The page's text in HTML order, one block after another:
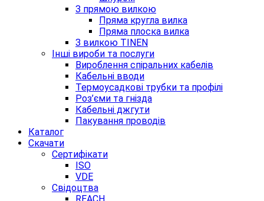
З прямою вилкою
Пряма кругла вилка
Пряма плоска вилка
З вилкою TINEN
Інші вироби та послуги
Вироблення спіральних кабелів
Кабельні вводи
Термоусадкові трубки та профілі
Роз’єми та гнізда
Кабельні джгути
Пакування проводів
Каталог
Скачати
Сертифікати
ISO
VDE
Свідоцтва